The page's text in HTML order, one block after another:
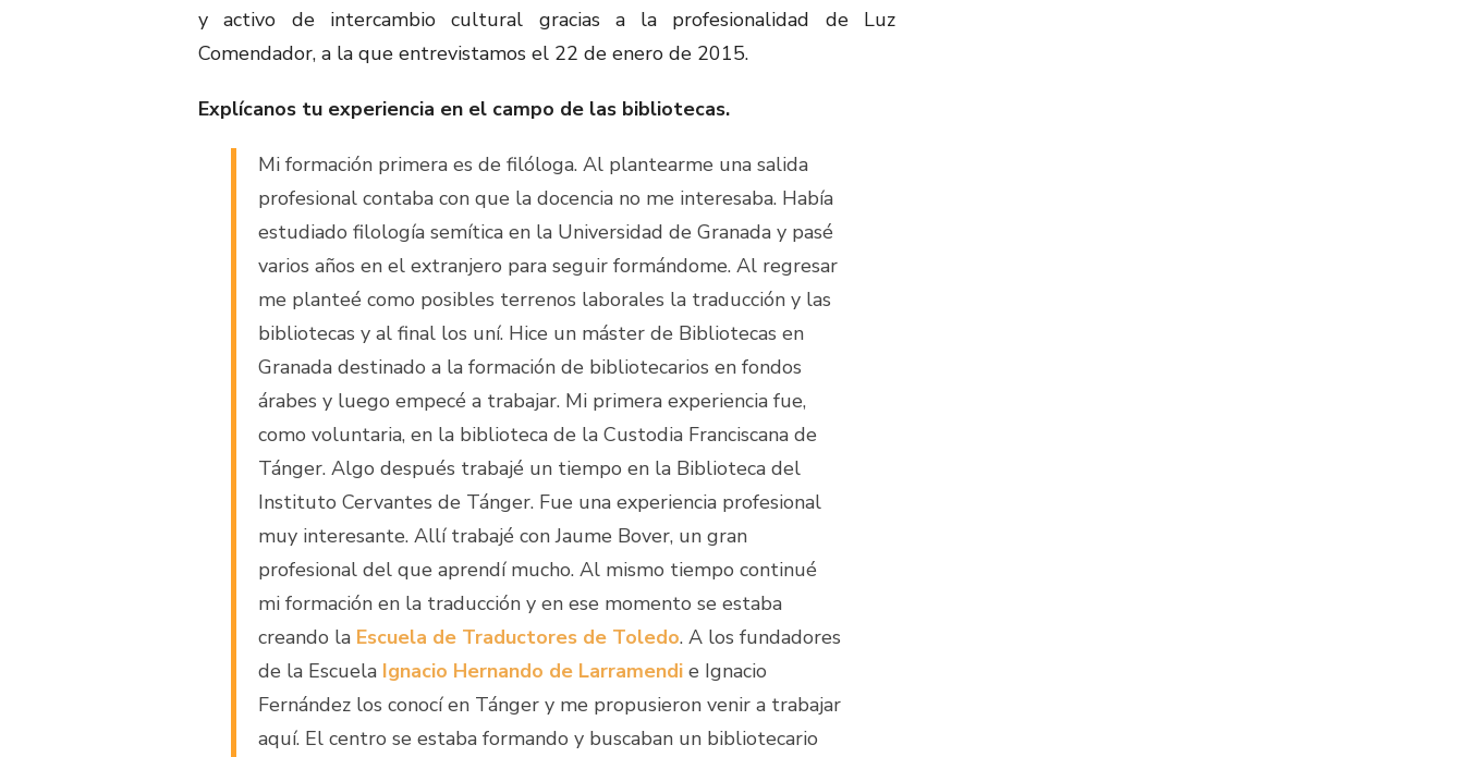
y activo de intercambio cultural gracias a la profesionalidad de Luz
Comendador, a la que entrevistamos el 22 de enero de 2015.
Explícanos tu experiencia en el campo de las bibliotecas.
Mi formación primera es de filóloga. Al plantearme una salida
profesional contaba con que la docencia no me interesaba. Había
estudiado filología semítica en la Universidad de Granada y pasé
varios años en el extranjero para seguir formándome. Al regresar
me planteé como posibles terrenos laborales la traducción y las
bibliotecas y al final los uní. Hice un máster de Bibliotecas en
Granada destinado a la formación de bibliotecarios en fondos
árabes y luego empecé a trabajar. Mi primera experiencia fue,
como voluntaria, en la biblioteca de la Custodia Franciscana de
Tánger. Algo después trabajé un tiempo en la Biblioteca del
Instituto Cervantes de Tánger. Fue una experiencia profesional
muy interesante. Allí trabajé con Jaume Bover, un gran
profesional del que aprendí mucho. Al mismo tiempo continué
mi formación en la traducción y en ese momento se estaba
creando la Escuela de Traductores de Toledo. A los fundadores
de la Escuela Ignacio Hernando de Larramendi e Ignacio
Fernández los conocí en Tánger y me propusieron venir a trabajar
aquí. El centro se estaba formando y buscaban un bibliotecario